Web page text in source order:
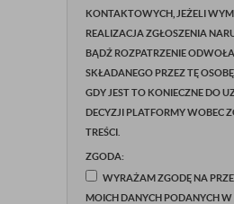
KONTAKTOWYCH, JEŻELI
REALIZACJA ZGŁOSZENIA
BĄDŹ ROZPATRZENIE
SKŁADANEGO PRZEZ TĘ
GDY JEST TO KONIECZNE DO
DECYZJI PLATFORMY WOBEC
TREŚCI.
ZGODA:
WYRAŻAM ZGODĘ NA
MOICH DANYCH PODANYCH